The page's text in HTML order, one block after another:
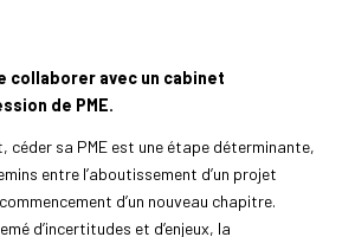
collaborer avec un cabinet
de PME.
céder sa PME est une étape déterminante,
entre l’aboutissement d’un projet
d’un nouveau chapitre.
d’incertitudes et d’enjeux, la